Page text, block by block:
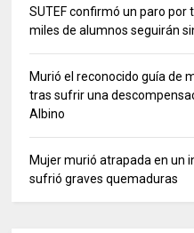
SUTEF confirmó un paro
miles de alumnos seguirán
Murió el reconocido guía de
tras sufrir una
Albino
Mujer murió atrapada en un
sufrió graves quemaduras